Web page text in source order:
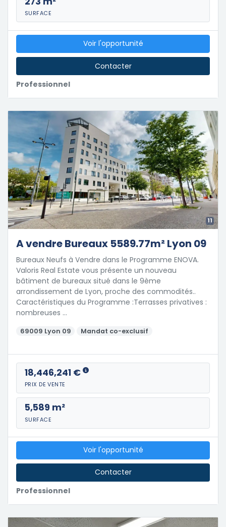
SURFACE
Professionnel
Voir l'opportunité
Contacter
11
A vendre Bureaux 5589.77m² Lyon 09
Bureaux Neufs à Vendre dans le Programme ENOVA.
Valoris Real Estate vous présente un nouveau
bâtiment de bureaux situé dans le 9ème
arrondissement de Lyon, proche des commodités..
Caractéristiques du Programme :Terrasses privatives :
nombreuses …
69009 Lyon 09 Mandat co-exclusif
18,446,241 €
PRIX DE VENTE
5,589 m²
SURFACE
Professionnel
Voir l'opportunité
Contacter